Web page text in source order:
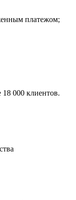
платежом;
000 клиентов.